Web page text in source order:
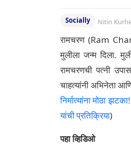
Socially Nitin
रामचरण (Ram
मुलीला जन्म दिला.
रामचरणची पत्नी
चाहत्यांनी अभिनेता
निर्मात्यांना मोठा
यांची प्रतिक्रिया)
पहा व्हिडिओ